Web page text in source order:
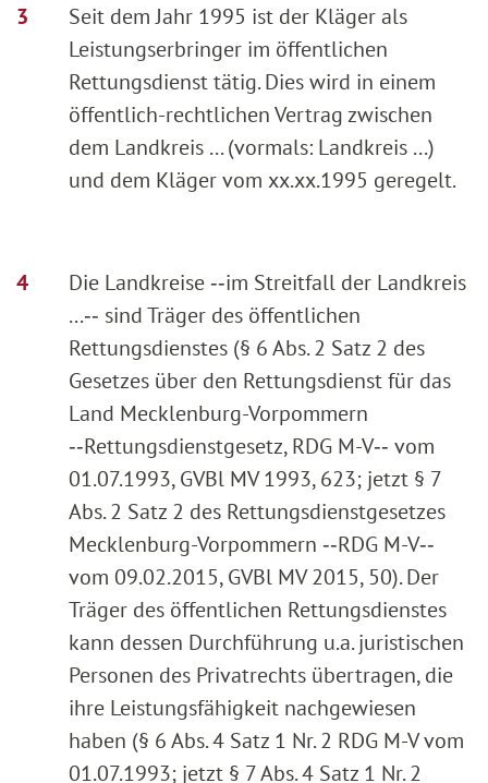
Seit dem Jahr 1995 ist der Kläger als
Leistungserbringer im öffentlichen
Rettungsdienst tätig. Dies wird in einem
öffentlich-rechtlichen Vertrag zwischen
dem Landkreis ... (vormals: Landkreis ...)
und dem Kläger vom xx.xx.1995 geregelt.
Die Landkreise ‑‑im Streitfall der Landkreis
...‑‑ sind Träger des öffentlichen
Rettungsdienstes (§ 6 Abs. 2 Satz 2 des
Gesetzes über den Rettungsdienst für das
Land Mecklenburg-Vorpommern
‑‑Rettungsdienstgesetz, RDG M-V‑‑ vom
01.07.1993, GVBl MV 1993, 623; jetzt § 7
Abs. 2 Satz 2 des Rettungsdienstgesetzes
Mecklenburg-Vorpommern ‑‑RDG M-V‑‑
vom 09.02.2015, GVBl MV 2015, 50). Der
Träger des öffentlichen Rettungsdienstes
kann dessen Durchführung u.a. juristischen
Personen des Privatrechts übertragen, die
ihre Leistungsfähigkeit nachgewiesen
haben (§ 6 Abs. 4 Satz 1 Nr. 2 RDG M-V vom
01.07.1993; jetzt § 7 Abs. 4 Satz 1 Nr. 2